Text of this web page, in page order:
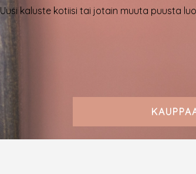
Uusi kaluste kotiisi tai jotain muuta puusta